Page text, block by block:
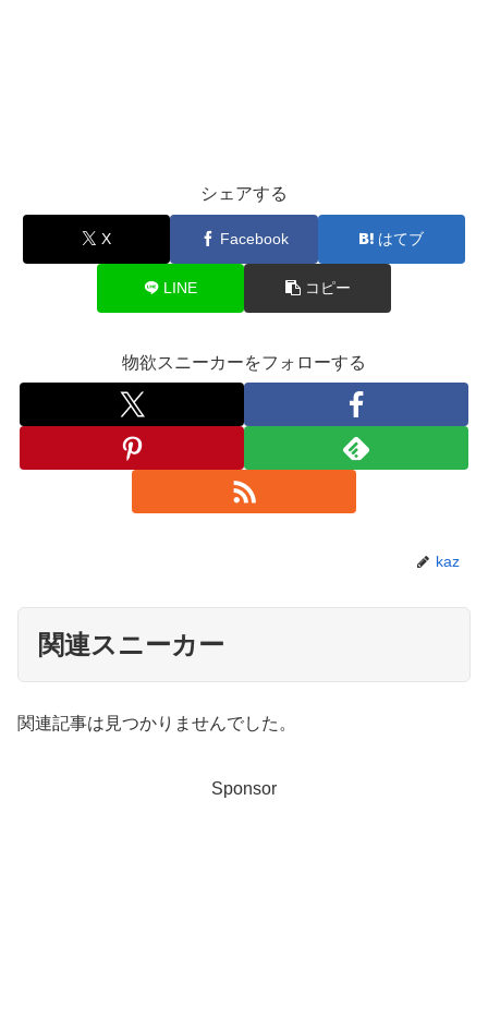
シェアする
X Facebook はてブ
LINE コピー
物欲スニーカーをフォローする
kaz
関連スニーカー
関連記事は見つかりませんでした。
Sponsor